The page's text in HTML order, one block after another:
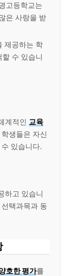
고등학교는
은 사랑을 받
제공하는 학
수 있습니
계적인 교육
생들은 자신
있습니다.
하고 있습니
택과목과 동
호한 평가를